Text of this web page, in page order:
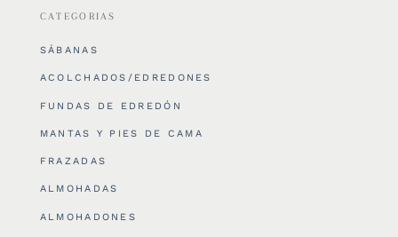
CATEGORIAS
SÁBANAS
ACOLCHADOS/EDREDONES
FUNDAS DE EDREDÓN
MANTAS Y PIES DE CAMA
FRAZADAS
ALMOHADAS
ALMOHADONES